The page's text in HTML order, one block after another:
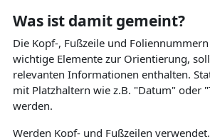
Was ist damit gemeint?
Die Kopf-, Fußzeile und
wichtige Elemente zur Orientierung,
relevanten Informationen enthalten.
mit Platzhaltern wie z.B. "Datum" oder
werden.
Werden Kopf- und Fußzeilen